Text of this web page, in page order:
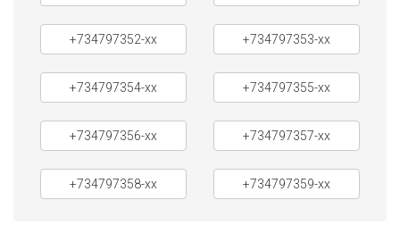
+734797352-xx +734797353-xx
+734797354-xx +734797355-xx
+734797356-xx +734797357-xx
+734797358-xx +734797359-xx